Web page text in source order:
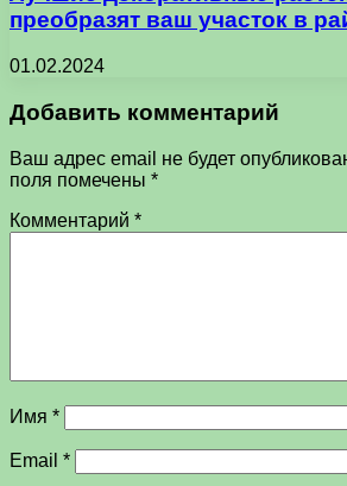
преобразят ваш участок в
01.02.2024
Добавить комментарий
Ваш адрес email не будет
поля помечены *
Комментарий *
Имя *
Email *